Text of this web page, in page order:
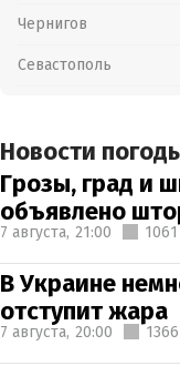
Чернигов
Севастополь
Новости
Грозы, град и
объявлено
7 августа, 21:00 1061
В Украине
отступит жара
7 августа, 20:00 1366